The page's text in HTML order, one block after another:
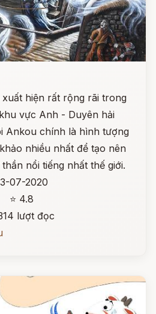
hiện rất rộng rãi trong
vực Anh - Duyên hải
Ankou chính là hình tượng
nhiều nhất để tạo nên
nổi tiếng nhất thế giới.
07-2020
⭐ 4.8
lượt đọc